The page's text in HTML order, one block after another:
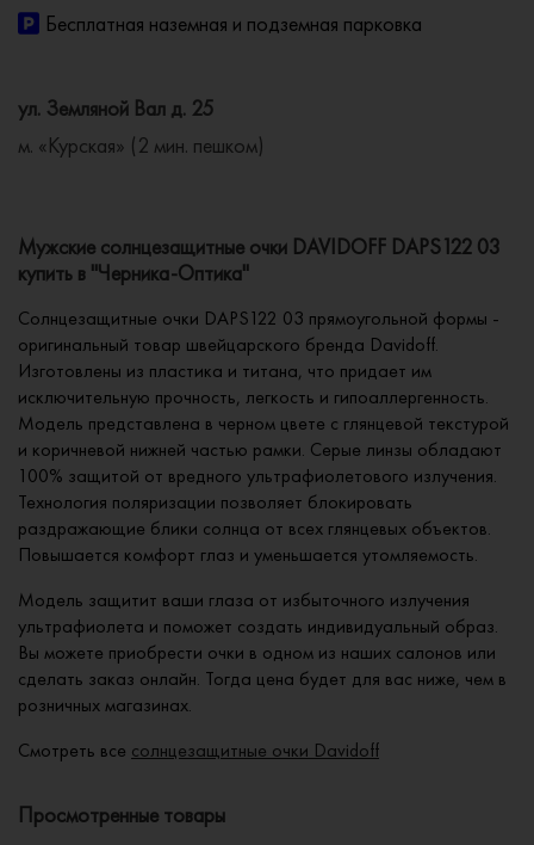
Бесплатная наземная и подземная парковка
ул. Земляной Вал д. 25
м. «Курская» (2 мин. пешком)
Мужские солнцезащитные очки DAVIDOFF DAPS122 03
купить в "Черника-Оптика"
Солнцезащитные очки DAPS122 03 прямоугольной формы -
оригинальный товар швейцарского бренда Davidoff.
Изготовлены из пластика и титана, что придает им
исключительную прочность, легкость и гипоаллергенность.
Модель представлена в черном цвете с глянцевой текстурой
и коричневой нижней частью рамки. Серые линзы обладают
100% защитой от вредного ультрафиолетового излучения.
Технология поляризации позволяет блокировать
раздражающие блики солнца от всех глянцевых объектов.
Повышается комфорт глаз и уменьшается утомляемость.
Модель защитит ваши глаза от избыточного излучения
ультрафиолета и поможет создать индивидуальный образ.
Вы можете приобрести очки в одном из наших салонов или
сделать заказ онлайн. Тогда цена будет для вас ниже, чем в
розничных магазинах.
Смотреть все солнцезащитные очки Davidoff
Просмотренные товары